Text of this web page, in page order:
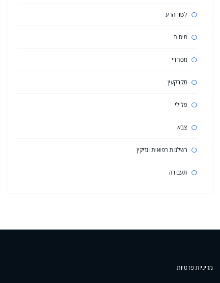
לשון הרע
מיסים
מסחרי
מקרקעין
פלילי
צבא
רשלנות רפואית ונזיקין
תעבורה
מדיניות פרטיות